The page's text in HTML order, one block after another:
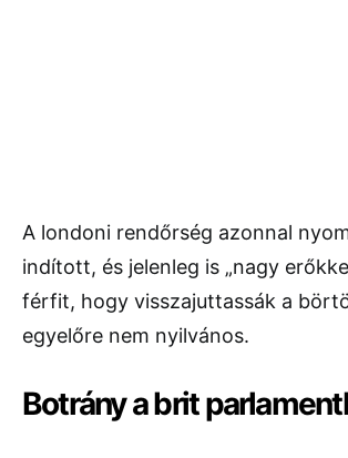
A londoni rendőrség azonnal
indított, és jelenleg is „nagy
férfit, hogy visszajuttassák a
egyelőre nem nyilvános.
Botrány a brit